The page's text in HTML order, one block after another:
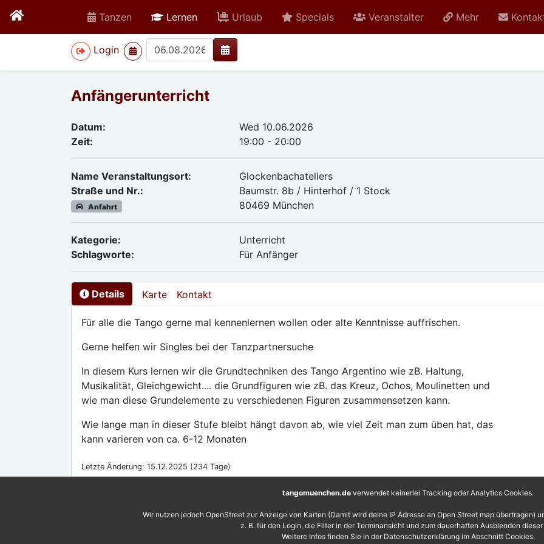
Tanzen Lernenactive Urlaub Specials Veranstalter Mehr
Login
>
Anfängerunterricht
Datum:
Wed 10.06.2026
Zeit:
19:00 - 20:00
Name Veranstaltungsort:
Glockenbachateliers
Straße und Nr.:
Anfahrt
Baumstr. 8b / Hinterhof / 1 Stock
80469 München
Kategorie:
Unterricht
Schlagworte:
Für Anfänger
Details Karte Kontakt
Für alle die Tango gerne mal kennenlernen wollen oder alte Kenntnisse auffrischen.
Gerne helfen wir Singles bei der Tanzpartnersuche
In diesem Kurs lernen wir die Grundtechniken des Tango Argentino wie zB. Haltung,
Musikalität, Gleichgewicht.... die Grundfiguren wie zB. das Kreuz, Ochos, Moulinetten und
wie man diese Grundelemente zu verschiedenen Figuren zusammensetzen kann.
Wie lange man in dieser Stufe bleibt hängt davon ab, wie viel Zeit man zum üben hat, das
kann varieren von ca. 6-12 Monaten
Letzte Änderung: 15.12.2025 (234 Tage)
tangomuenchen.de verwendet keinerlei Tracking oder Analytics Cookies.
Wir nutzen jedoch OpenStreet zur Anzeige von Karten (Damit wird deine IP Adresse an Open Street map übertragen)
z. B. für den Login, die Filter in der Terminansicht und zum dauerhaften Ausblenden
Weitere Infos finden Sie in der Datenschutzerklärung im Abschnitt Cookies.